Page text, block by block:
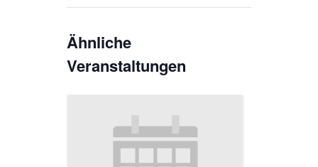
Ähnliche
Veranstaltungen